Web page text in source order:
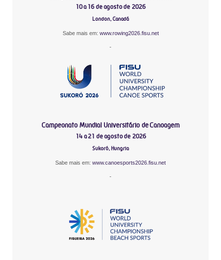
10 a 16 de agosto de 2026
London, Canadá
Sabe mais em: www.rowing2026.fisu.net
-
Campeonato Mundial Universitário de Canoagem
14 a 21 de agosto de 2026
Sukoró, Hungria
Sabe mais em: www.canoesports2026.fisu.net
-